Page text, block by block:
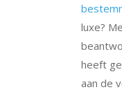
luxe?
heeft
aan de